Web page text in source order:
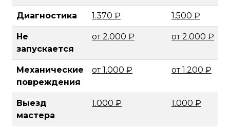
Диагностика 1.370 ₽ 1.500 ₽
Не
запускается
от 2.000 ₽ от 2.000 ₽
Механические
повреждения
от 1.000 ₽ от 1.200 ₽
Выезд
мастера
1.000 ₽ 1.000 ₽